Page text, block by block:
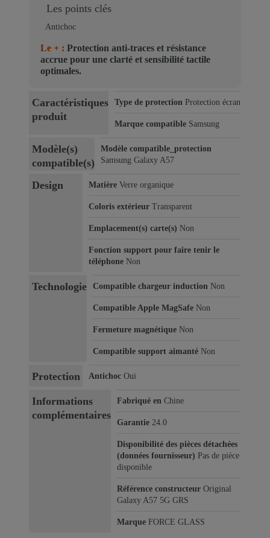
Les points clés
Antichoc
Le + : Protection anti-traces et résistance
accrue pour une clarté et sensibilité tactile
optimales.
Caractéristiques
produit
Type de protection Protection écran
Marque compatible Samsung
Modèle(s)
compatible(s)
Modèle compatible_protection
Samsung Galaxy A57
Design Matière Verre organique
Coloris extérieur Transparent
Emplacement(s) carte(s) Non
Fonction support pour faire tenir le
téléphone Non
Technologie Compatible chargeur induction Non
Compatible Apple MagSafe Non
Fermeture magnétique Non
Compatible support aimanté Non
Protection Antichoc Oui
Informations
complémentaires
Fabriqué en Chine
Garantie 24.0
Disponibilité des pièces détachées
(données fournisseur) Pas de pièce
disponible
Référence constructeur Original
Galaxy A57 5G GRS
Marque FORCE GLASS